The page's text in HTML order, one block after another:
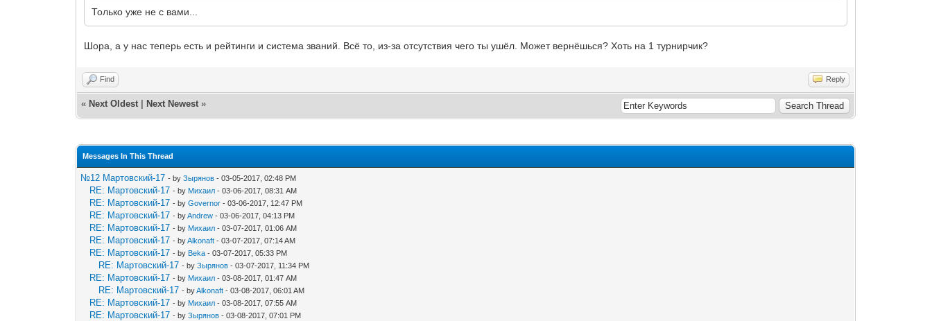
Только уже не с вами...
Шора, а у нас теперь есть и рейтинги и система званий. Всё то, из-за отсутствия чего ты ушёл. Может вернёшься? Хоть на 1 турнирчик?
Find Reply
« Next Oldest Next Newest »
Messages In This Thread
№12 Мартовский-17 - byЗырянов - 03-05-2017, 02:48 PM
RE: Мартовский-17 - by Михаил - 03-06-2017, 08:31 AM
RE: Мартовский-17 - byGovernor - 03-06-2017, 12:47 PM
RE: Мартовский-17 - byAndrew - 03-06-2017, 04:13 PM
RE: Мартовский-17 - by Михаил - 03-07-2017, 01:06 AM
RE: Мартовский-17 - byAlkonaft - 03-07-2017, 07:14 AM
RE: Мартовский-17 - by Beka - 03-07-2017, 05:33 PM
RE: Мартовский-17 - byЗырянов - 03-07-2017, 11:34 PM
RE: Мартовский-17 - by Михаил - 03-08-2017, 01:47 AM
RE: Мартовский-17 - byAlkonaft - 03-08-2017, 06:01 AM
RE: Мартовский-17 - by Михаил - 03-08-2017, 07:55 AM
RE: Мартовский-17 - byЗырянов - 03-08-2017, 07:01 PM